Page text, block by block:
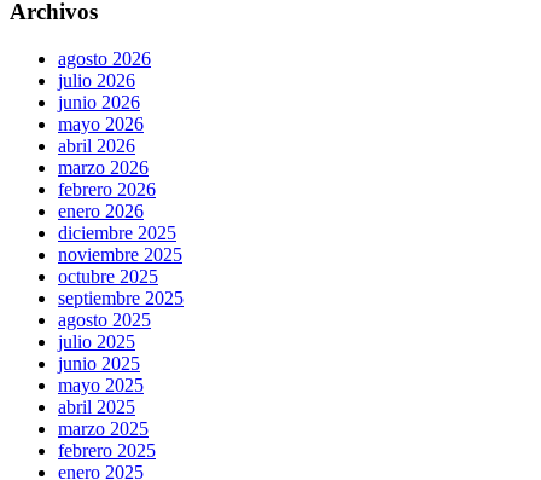
Archivos
agosto 2026
julio 2026
junio 2026
mayo 2026
abril 2026
marzo 2026
febrero 2026
enero 2026
diciembre 2025
noviembre 2025
octubre 2025
septiembre 2025
agosto 2025
julio 2025
junio 2025
mayo 2025
abril 2025
marzo 2025
febrero 2025
enero 2025